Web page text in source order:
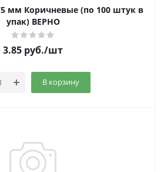
мм Коричневые (по 100 штук в
упак) ВЕРНО
3.85 руб./шт
В корзину